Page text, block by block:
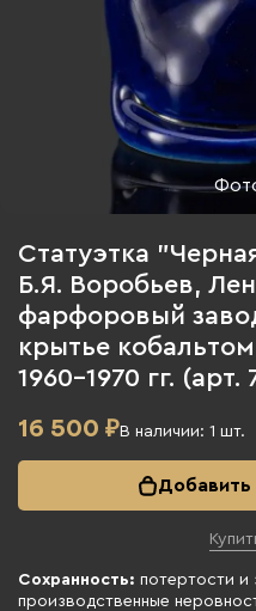
Статуэтка
Б.Я. Воробьев,
фарфоровый
крытье
1960-1970 гг. (арт.
16 500 ₽В наличии: 1 шт.
Добавить
Сохранность: потертости и
производственные